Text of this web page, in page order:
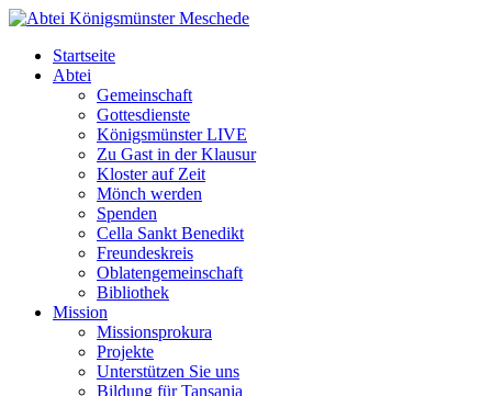
Startseite
Abtei
Gemeinschaft
Gottesdienste
Königsmünster LIVE
Zu Gast in der Klausur
Kloster auf Zeit
Mönch werden
Spenden
Cella Sankt Benedikt
Freundeskreis
Oblatengemeinschaft
Bibliothek
Mission
Missionsprokura
Projekte
Unterstützen Sie uns
Bildung für Tansania